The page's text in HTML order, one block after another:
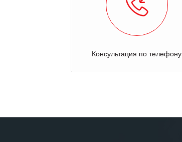
Консультация по телефону